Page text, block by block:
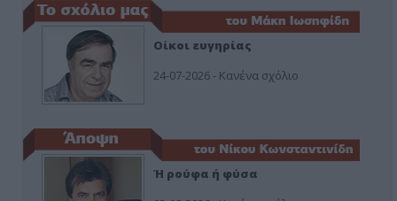
Οίκοι ευγηρίας
24-07-2026 - Κανένα σχόλιο
Ή ρούφα ή φύσα